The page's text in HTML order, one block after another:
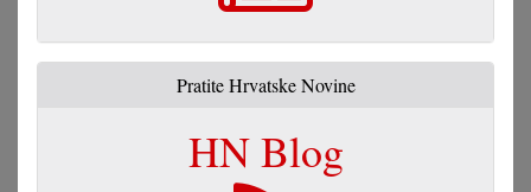
Pratite Hrvatske Novine
HN Blog